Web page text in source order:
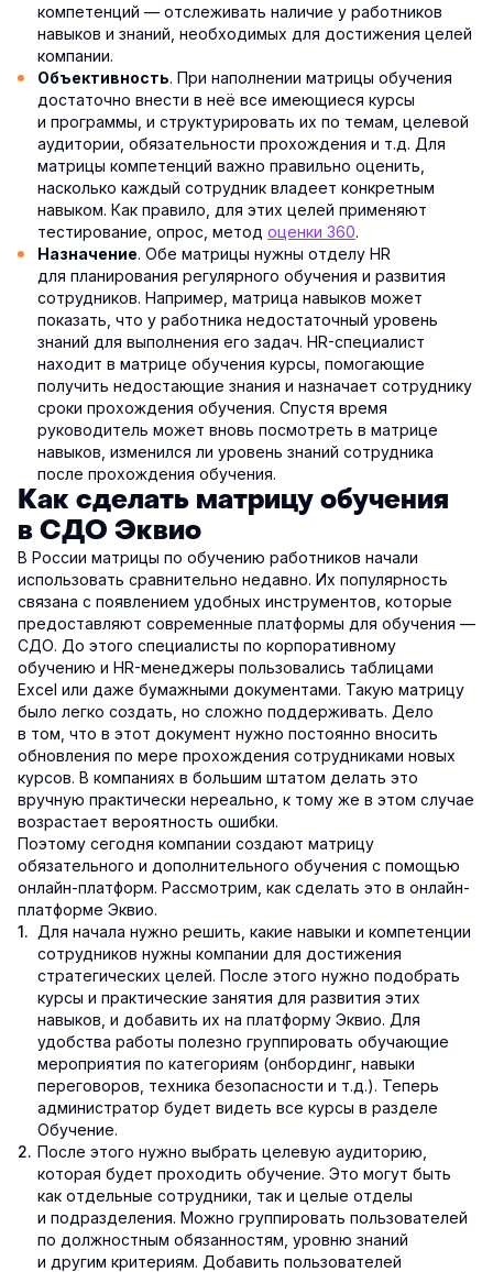
компетенций — отслеживать наличие у работников
навыков и знаний, необходимых для достижения целей
компании.
Объективность. При наполнении матрицы обучения
достаточно внести в неё все имеющиеся курсы
и программы, и структурировать их по темам, целевой
аудитории, обязательности прохождения и т.д. Для
матрицы компетенций важно правильно оценить,
насколько каждый сотрудник владеет конкретным
навыком. Как правило, для этих целей применяют
тестирование, опрос, метод оценки 360.
Назначение. Обе матрицы нужны отделу HR
для планирования регулярного обучения и развития
сотрудников. Например, матрица навыков может
показать, что у работника недостаточный уровень
знаний для выполнения его задач. HR-специалист
находит в матрице обучения курсы, помогающие
получить недостающие знания и назначает сотруднику
сроки прохождения обучения. Спустя время
руководитель может вновь посмотреть в матрице
навыков, изменился ли уровень знаний сотрудника
после прохождения обучения.
Как сделать матрицу обучения
в СДО Эквио
В России матрицы по обучению работников начали
использовать сравнительно недавно. Их популярность
связана с появлением удобных инструментов, которые
предоставляют современные платформы для обучения —
СДО. До этого специалисты по корпоративному
обучению и HR-менеджеры пользовались таблицами
Excel или даже бумажными документами. Такую матрицу
было легко создать, но сложно поддерживать. Дело
в том, что в этот документ нужно постоянно вносить
обновления по мере прохождения сотрудниками новых
курсов. В компаниях в большим штатом делать это
вручную практически нереально, к тому же в этом случае
возрастает вероятность ошибки.
Поэтому сегодня компании создают матрицу
обязательного и дополнительного обучения с помощью
онлайн-платформ. Рассмотрим, как сделать это в онлайн-
платформе Эквио.
Для начала нужно решить, какие навыки и компетенции
сотрудников нужны компании для достижения
стратегических целей. После этого нужно подобрать
курсы и практические занятия для развития этих
навыков, и добавить их на платформу Эквио. Для
удобства работы полезно группировать обучающие
мероприятия по категориям (онбординг, навыки
переговоров, техника безопасности и т.д.). Теперь
администратор будет видеть все курсы в разделе
Обучение.
После этого нужно выбрать целевую аудиторию,
которая будет проходить обучение. Это могут быть
как отдельные сотрудники, так и целые отделы
и подразделения. Можно группировать пользователей
по должностным обязанностям, уровню знаний
и другим критериям. Добавить пользователей